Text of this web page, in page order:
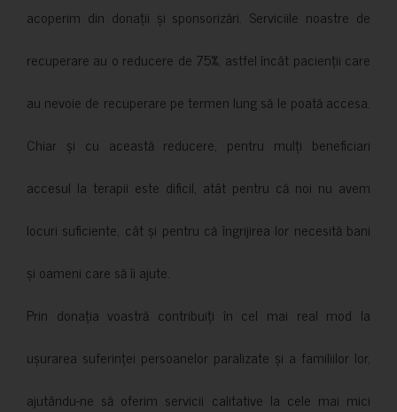
acoperim din donații și sponsorizări. Serviciile noastre de
recuperare au o reducere de 75%, astfel încât pacienții care
au nevoie de recuperare pe termen lung să le poată accesa.
Chiar și cu această reducere, pentru mulți beneficiari
accesul la terapii este dificil, atât pentru că noi nu avem
locuri suficiente, cât și pentru că îngrijirea lor necesită bani
și oameni care să îi ajute.
Prin donația voastră contribuiți în cel mai real mod la
ușurarea suferinței persoanelor paralizate și a familiilor lor,
ajutându-ne să oferim servicii calitative la cele mai mici